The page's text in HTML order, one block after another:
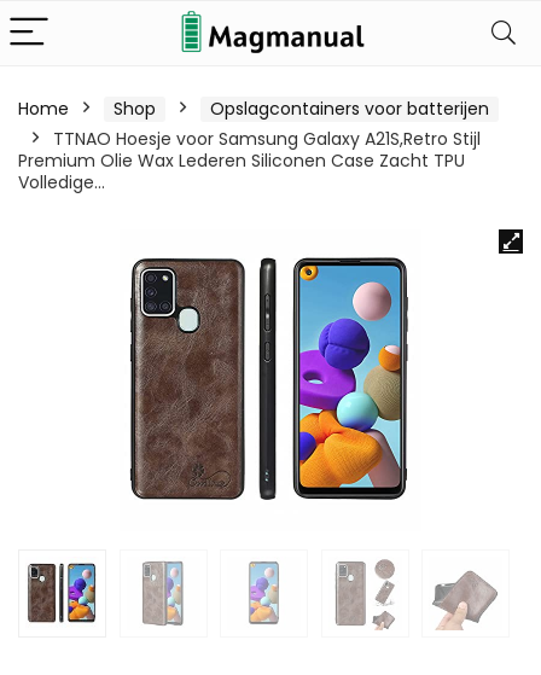
Home Shop
Opslagcontainers voor batterijen
TTNAO Hoesje voor Samsung Galaxy A21S,Retro Stijl
Premium Olie Wax Lederen Siliconen Case Zacht TPU
Volledige…